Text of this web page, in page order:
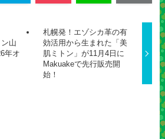
山
年オ
札幌発！エゾシカ革の有
効活用から生まれた「美
肌ミトン」が11月4日に
Makuakeで先行販売開
始！